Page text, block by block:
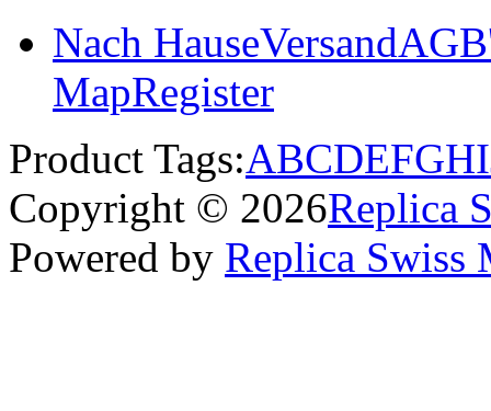
Nach HauseVersand
MapRegister
Product Tags:ABCDEFGHI
Copyright © 2026Replica
Powered by Replica Swiss